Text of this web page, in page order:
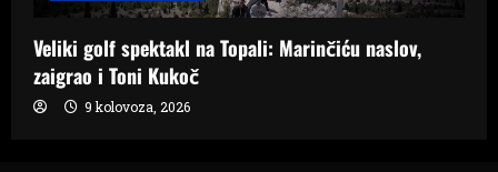
Veliki golf spektakl na Topali: Marinčiću naslov,
zaigrao i Toni Kukoč
9 kolovoza, 2026